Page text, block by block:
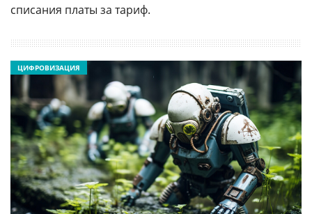
списания платы за тариф.
ЦИФРОВИЗАЦИЯ